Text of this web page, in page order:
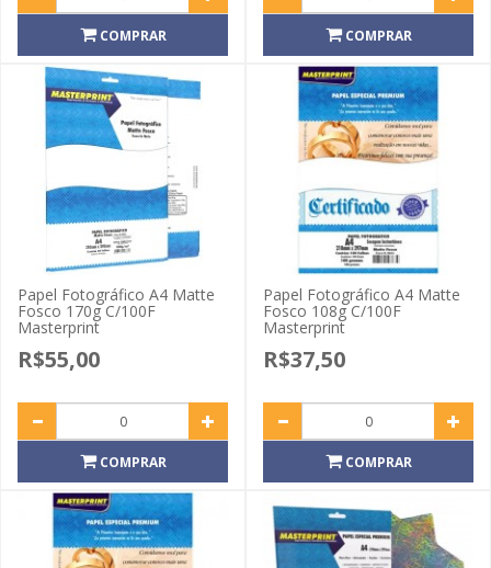
COMPRAR COMPRAR
Papel Fotográfico A4 Matte
Fosco 170g C/100F
Masterprint
R$55,00
COMPRAR
Papel Fotográfico A4 Matte
Fosco 108g C/100F
Masterprint
R$37,50
COMPRAR